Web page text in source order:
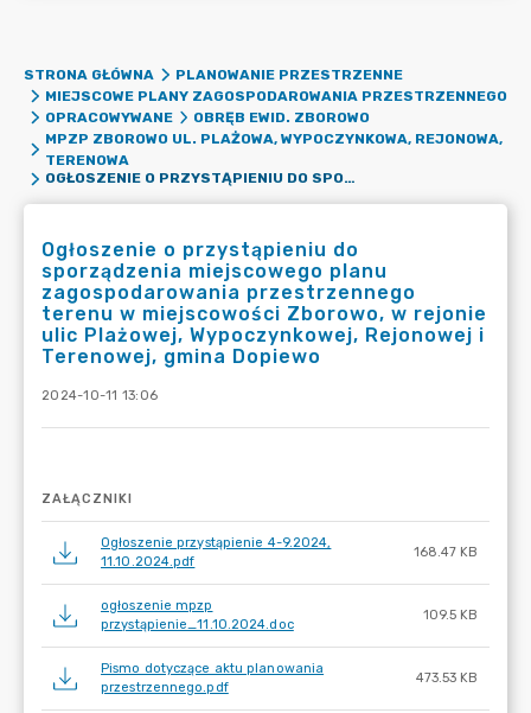
STRONA GŁÓWNA
PLANOWANIE PRZESTRZENNE
MIEJSCOWE PLANY ZAGOSPODAROWANIA PRZESTRZENNEGO
OPRACOWYWANE
OBRĘB EWID. ZBOROWO
MPZP ZBOROWO UL. PLAŻOWA, WYPOCZYNKOWA, REJONOWA,
TERENOWA
OGŁOSZENIE O PRZYSTĄPIENIU DO SPORZĄDZENIA MIEJSCOWEGO PLANU ZAGOSPODAROWANIA PRZESTRZENNEGO TERENU W MIEJSCOWOŚCI ZBOROWO, W REJONIE ULIC PLAŻOWEJ, WYPOCZYNKOWEJ, REJONOWEJ I TERENOWEJ, GMINA DOPIEWO
Ogłoszenie o przystąpieniu do
sporządzenia miejscowego planu
zagospodarowania przestrzennego
terenu w miejscowości Zborowo, w rejonie
ulic Plażowej, Wypoczynkowej, Rejonowej i
Terenowej, gmina Dopiewo
2024-10-11 13:06
ZAŁĄCZNIKI
Ogłoszenie przystąpienie 4-9.2024,
11.10.2024.pdf
168.47 KB
ogłoszenie mpzp
przystąpienie_11.10.2024.doc
109.5 KB
Pismo dotyczące aktu planowania
przestrzennego.pdf
473.53 KB